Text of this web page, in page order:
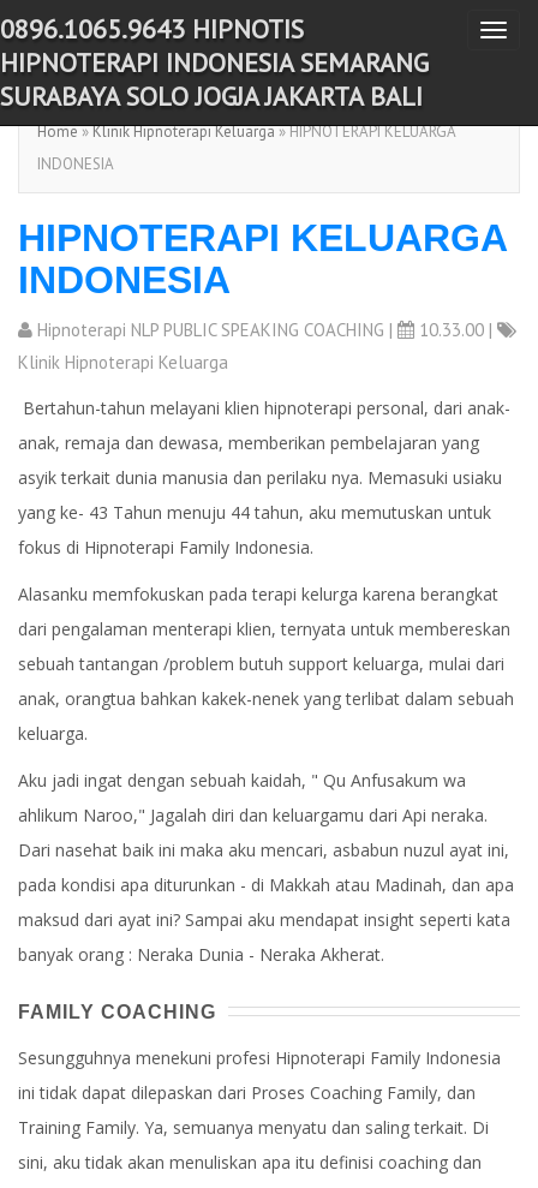
-->
T
g
e
n
o
0896.1065.9643 HIPNOTIS
HIPNOTERAPI INDONESIA SEMARANG
SURABAYA SOLO JOGJA JAKARTA BALI
Home»Klinik Hipnoterapi Keluarga» HIPNOTERAPI KELUARGA
INDONESIA
HIPNOTERAPI KELUARGA
INDONESIA
Hipnoterapi NLP PUBLIC SPEAKING COACHING |
10.33.00 |
Klinik Hipnoterapi Keluarga
Bertahun-tahun melayani klien hipnoterapi personal, dari anak-
anak, remaja dan dewasa, memberikan pembelajaran yang
asyik terkait dunia manusia dan perilaku nya. Memasuki usiaku
yang ke- 43 Tahun menuju 44 tahun, aku memutuskan untuk
fokus di Hipnoterapi Family Indonesia.
Alasanku memfokuskan pada terapi kelurga karena berangkat
dari pengalaman menterapi klien, ternyata untuk membereskan
sebuah tantangan /problem butuh support keluarga, mulai dari
anak, orangtua bahkan kakek-nenek yang terlibat dalam sebuah
keluarga.
Aku jadi ingat dengan sebuah kaidah, " Qu Anfusakum wa
ahlikum Naroo," Jagalah diri dan keluargamu dari Api neraka.
Dari nasehat baik ini maka aku mencari, asbabun nuzul ayat ini,
pada kondisi apa diturunkan - di Makkah atau Madinah, dan apa
maksud dari ayat ini? Sampai aku mendapat insight seperti kata
banyak orang : Neraka Dunia - Neraka Akherat.
FAMILY COACHING
Sesungguhnya menekuni profesi Hipnoterapi Family Indonesia
ini tidak dapat dilepaskan dari Proses Coaching Family, dan
Training Family. Ya, semuanya menyatu dan saling terkait. Di
sini, aku tidak akan menuliskan apa itu definisi coaching dan